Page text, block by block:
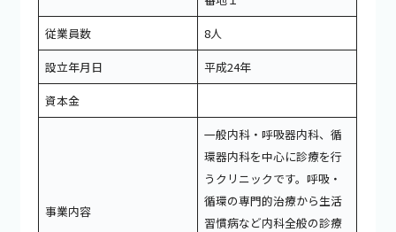
従業員数
8人
設立年月日
平成24年
資本金
事業内容
一般内科・呼吸器内科、循
環器内科を中心に診療を行
うクリニックです。呼吸・
循環の専門的治療から生活
習慣病など内科全般の診療